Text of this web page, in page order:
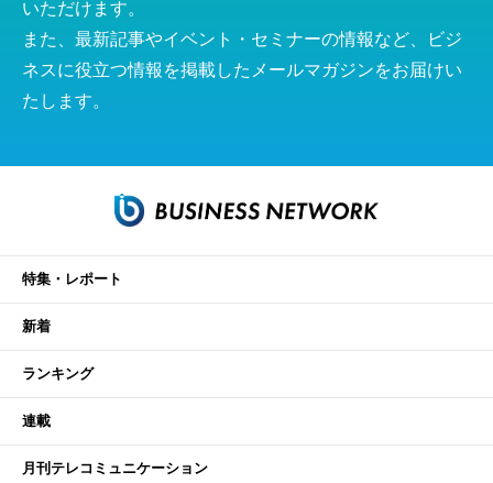
いただけます。
また、最新記事やイベント・セミナーの情報など、ビジ
ネスに役立つ情報を掲載したメールマガジンをお届けい
たします。
特集・レポート
新着
ランキング
連載
月刊テレコミュニケーション